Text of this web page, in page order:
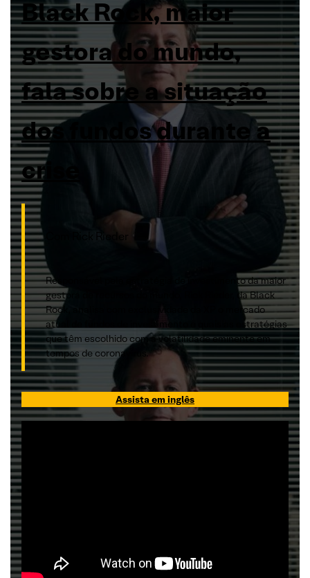
Black Rock, maior
gestora do mundo,
fala sobre a situação
dos fundos durante a
crise
Com Rick Rieder
Responsável pela estratégia de investimento da maior
gestora de recursos do mundo, Rick Rieder, da Black
Rock, analisa com exclusividade da XP o mercado
atual de fundos de investimento e quais as estratégias
que têm escolhido com a volatilidade eminente em
tempos de coronavírus.
Assista em inglês